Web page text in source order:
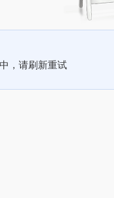
，请刷新重试